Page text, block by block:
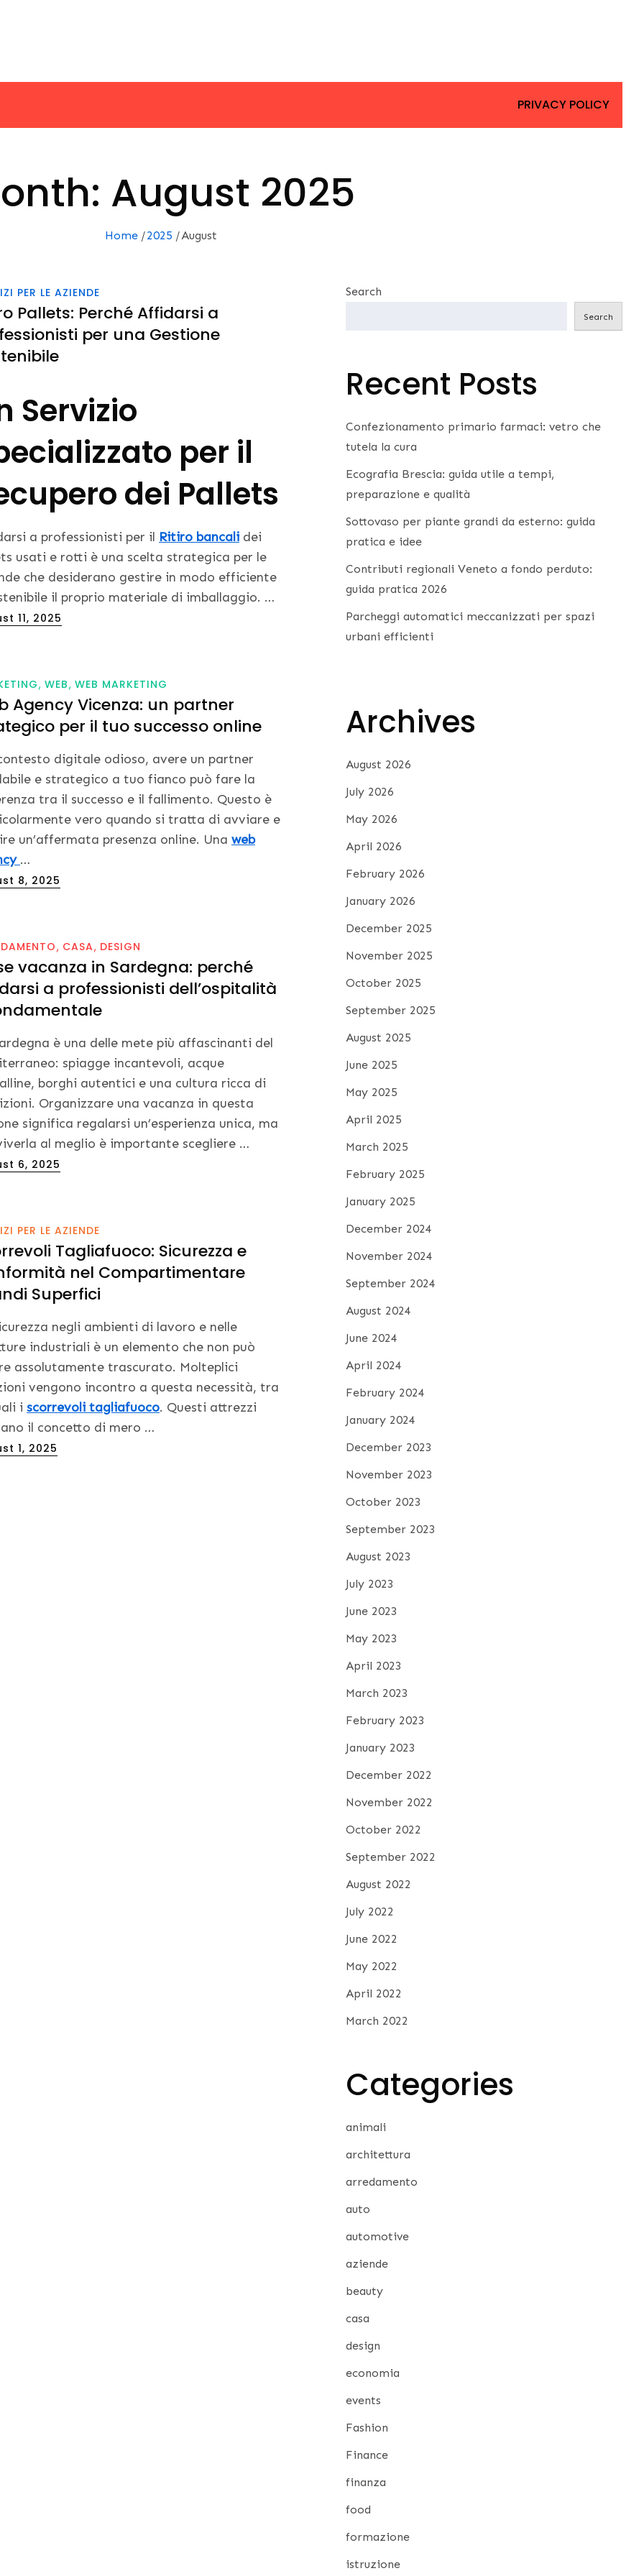
PRIVACY POLICY
August 2025
Home 2025 August
PER LE AZIENDE
Pallets: Perché Affidarsi a
per una Gestione
Servizio
per il
dei Pallets
a professionisti per il Ritiro bancali dei
usati e rotti è una scelta strategica per le
che desiderano gestire in modo efficiente
il proprio materiale di imballaggio. …
11, 2025
WEB WEB MARKETING
Agency Vicenza: un partner
per il tuo successo online
digitale odioso, avere un partner
e strategico a tuo fianco può fare la
tra il successo e il fallimento. Questo è
vero quando si tratta di avviare e
un’affermata presenza online. Una web
…
8, 2025
CASA DESIGN
vacanza in Sardegna: perché
a professionisti dell’ospitalità
è una delle mete più affascinanti del
spiagge incantevoli, acque
borghi autentici e una cultura ricca di
Organizzare una vacanza in questa
significa regalarsi un’esperienza unica, ma
al meglio è importante scegliere …
6, 2025
PER LE AZIENDE
Tagliafuoco: Sicurezza e
nel Compartimentare
Superfici
negli ambienti di lavoro e nelle
industriali è un elemento che non può
assolutamente trascurato. Molteplici
vengono incontro a questa necessità, tra
i scorrevoli tagliafuoco. Questi attrezzi
il concetto di mero …
1, 2025
Search
Search
Recent Posts
Confezionamento primario farmaci: vetro che
tutela la cura
Ecografia Brescia: guida utile a tempi,
preparazione e qualità
Sottovaso per piante grandi da esterno: guida
pratica e idee
Contributi regionali Veneto a fondo perduto:
guida pratica 2026
Parcheggi automatici meccanizzati per spazi
urbani efficienti
Archives
August 2026
July 2026
May 2026
April 2026
February 2026
January 2026
December 2025
November 2025
October 2025
September 2025
August 2025
June 2025
May 2025
April 2025
March 2025
February 2025
January 2025
December 2024
November 2024
September 2024
August 2024
June 2024
April 2024
February 2024
January 2024
December 2023
November 2023
October 2023
September 2023
August 2023
July 2023
June 2023
May 2023
April 2023
March 2023
February 2023
January 2023
December 2022
November 2022
October 2022
September 2022
August 2022
July 2022
June 2022
May 2022
April 2022
March 2022
Categories
animali
architettura
arredamento
auto
automotive
aziende
beauty
casa
design
economia
events
Fashion
Finance
finanza
food
formazione
istruzione